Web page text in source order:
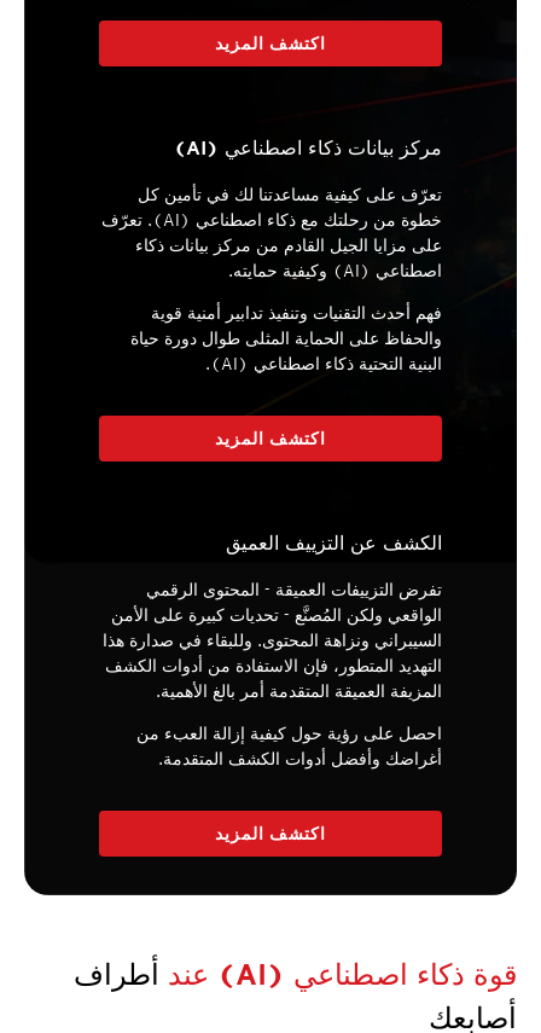
اكتشف المزيد
مركز بيانات ذكاء اصطناعي (AI)
تعرّف على كيفية مساعدتنا لك في تأمين كل
خطوة من رحلتك مع ذكاء اصطناعي (AI). تعرّف
على مزايا الجيل القادم من مركز بيانات ذكاء
اصطناعي (AI) وكيفية حمايته.
فهم أحدث التقنيات وتنفيذ تدابير أمنية قوية
والحفاظ على الحماية المثلى طوال دورة حياة
البنية التحتية ذكاء اصطناعي (AI).
اكتشف المزيد
الكشف عن التزييف العميق
تفرض التزييفات العميقة - المحتوى الرقمي
الواقعي ولكن المُصنَّع - تحديات كبيرة على الأمن
السيبراني ونزاهة المحتوى. وللبقاء في صدارة هذا
التهديد المتطور، فإن الاستفادة من أدوات الكشف
المزيفة العميقة المتقدمة أمر بالغ الأهمية.
احصل على رؤية حول كيفية إزالة العبء من
أغراضك وأفضل أدوات الكشف المتقدمة.
اكتشف المزيد
قوة ذكاء اصطناعي (AI) عند
أطراف
أصابعك